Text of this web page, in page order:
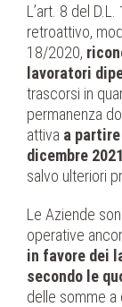
L’art. 8 del
retroattivo,
18/2020,
lavoratori
trascorsi in
permanenza
attiva a partire
dicembre 2021
salvo ulteriori
Le Aziende
operative
in favore dei
secondo le
delle somme a